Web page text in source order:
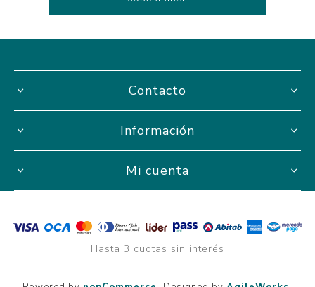
Contacto
Información
Mi cuenta
Hasta 3 cuotas sin interés